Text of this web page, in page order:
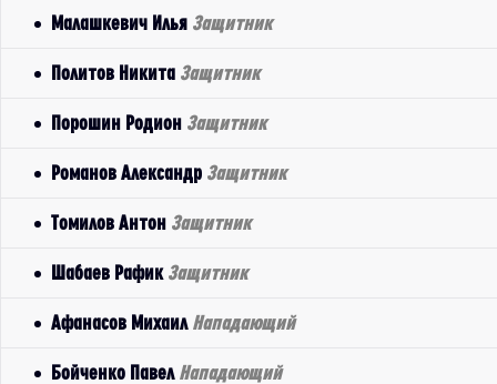
Малашкевич Илья Защитник
Политов Никита Защитник
Порошин Родион Защитник
Романов Александр Защитник
Томилов Антон Защитник
Шабаев Рафик Защитник
Афанасов Михаил Нападающий
Бойченко Павел Нападающий